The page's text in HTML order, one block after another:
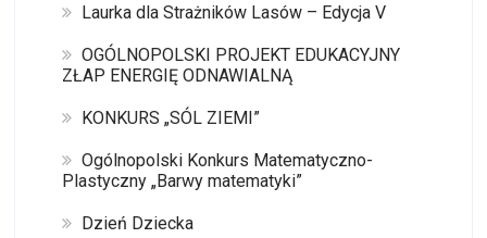
Laurka dla Strażników Lasów – Edycja V
OGÓLNOPOLSKI PROJEKT EDUKACYJNY
ZŁAP ENERGIĘ ODNAWIALNĄ
KONKURS „SÓL ZIEMI”
Ogólnopolski Konkurs Matematyczno-
Plastyczny „Barwy matematyki”
Dzień Dziecka